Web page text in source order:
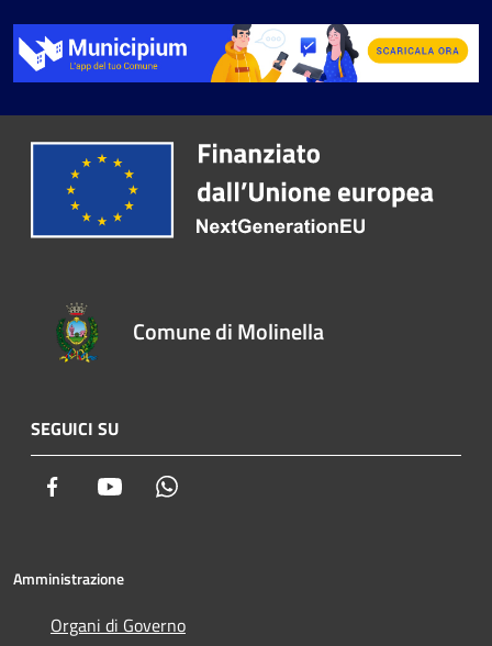
Comune di Molinella
SEGUICI SU
Facebook Youtube
Amministrazione
Organi di Governo